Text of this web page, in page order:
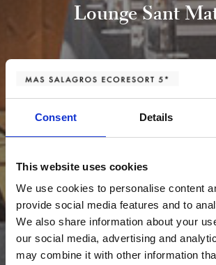
Consent Details
This website uses cookies
We use cookies to personalise content
provide social media features and to
We also share information about your
our social media, advertising and
may combine it with other information
Lounge Sant